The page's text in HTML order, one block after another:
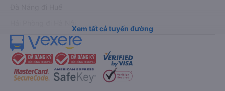
Xem tất cả tuyến đường